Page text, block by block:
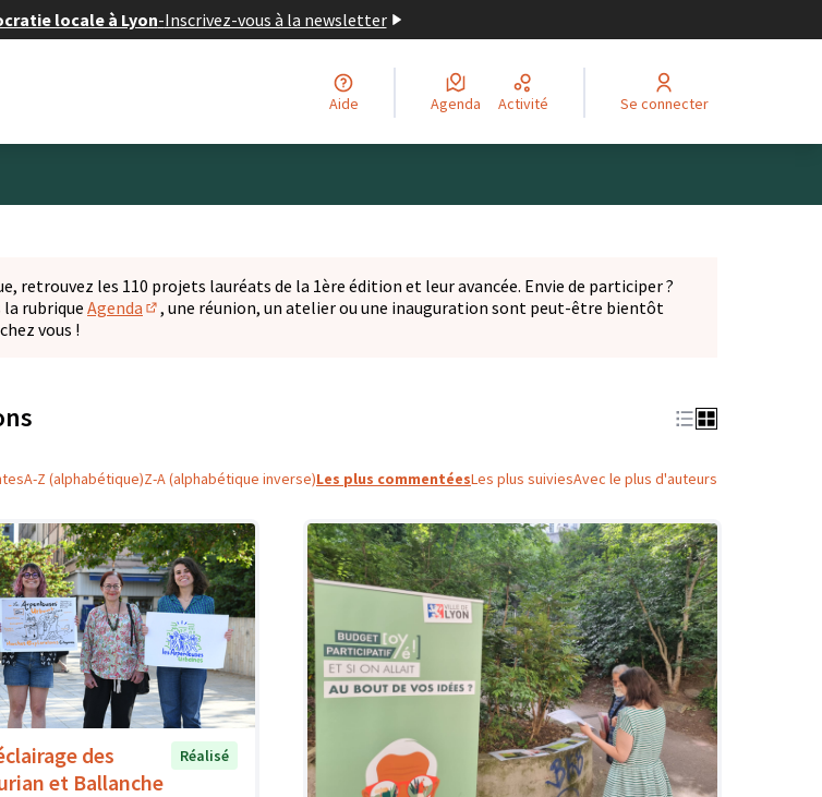
locale à Lyon-Inscrivez-vous à la newsletter
Aide Agenda Activité Se connecter
retrouvez les 110 projets lauréats de la 1ère édition et leur avancée. Envie de participer ?
la rubrique Agenda
(S'ouvre dans un nouvel onglet)
, une réunion, un atelier ou une inauguration sont peut-être bientôt
vous !
A-Z (alphabétique)Z-A (alphabétique inverse)Les plus commentéesLes plus suiviesAvec le plus d'auteurs
des
et Ballanche
Réalisé